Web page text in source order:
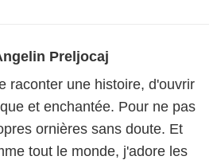
Preljocaj
raconter une histoire, d'ouvrir
et enchantée. Pour ne pas
ornières sans doute. Et
tout le monde, j'adore les